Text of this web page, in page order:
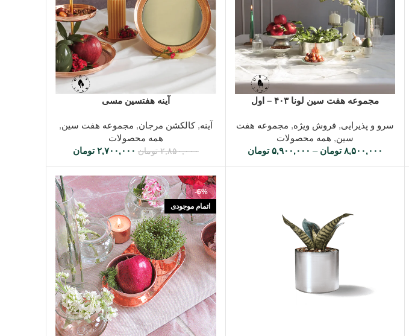
انتخاب گزینه ها
مجموعه هفت سین لونا ۴۰۳ – اول
سرو و پذیرایی, فروش ویژه, مجموعه هفت
سین, همه محصولات
۸,۵۰۰,۰۰۰ تومان – ۵,۹۰۰,۰۰۰ تومان
افزودن به سبد خریدآینه هفتسین مسی
آینه,کالکشن مرجان, مجموعه هفت سین,
همه محصولات
۲,۸۵۰,۰۰۰ تومان ۲,۷۰۰,۰۰۰ تومان
-6%
اتمام موجودی